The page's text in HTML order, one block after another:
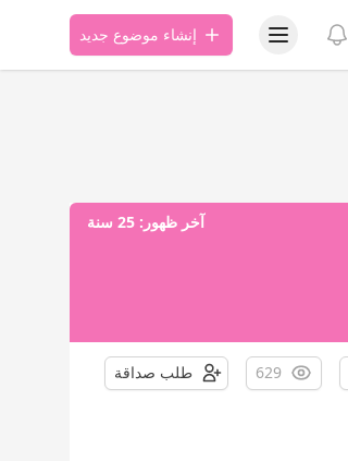
عرض الإشعاراتعرض قائمة المستخدمإنشاء موضوع جديد
آخر ظهور: 25 سنة
629 طلب صداقة